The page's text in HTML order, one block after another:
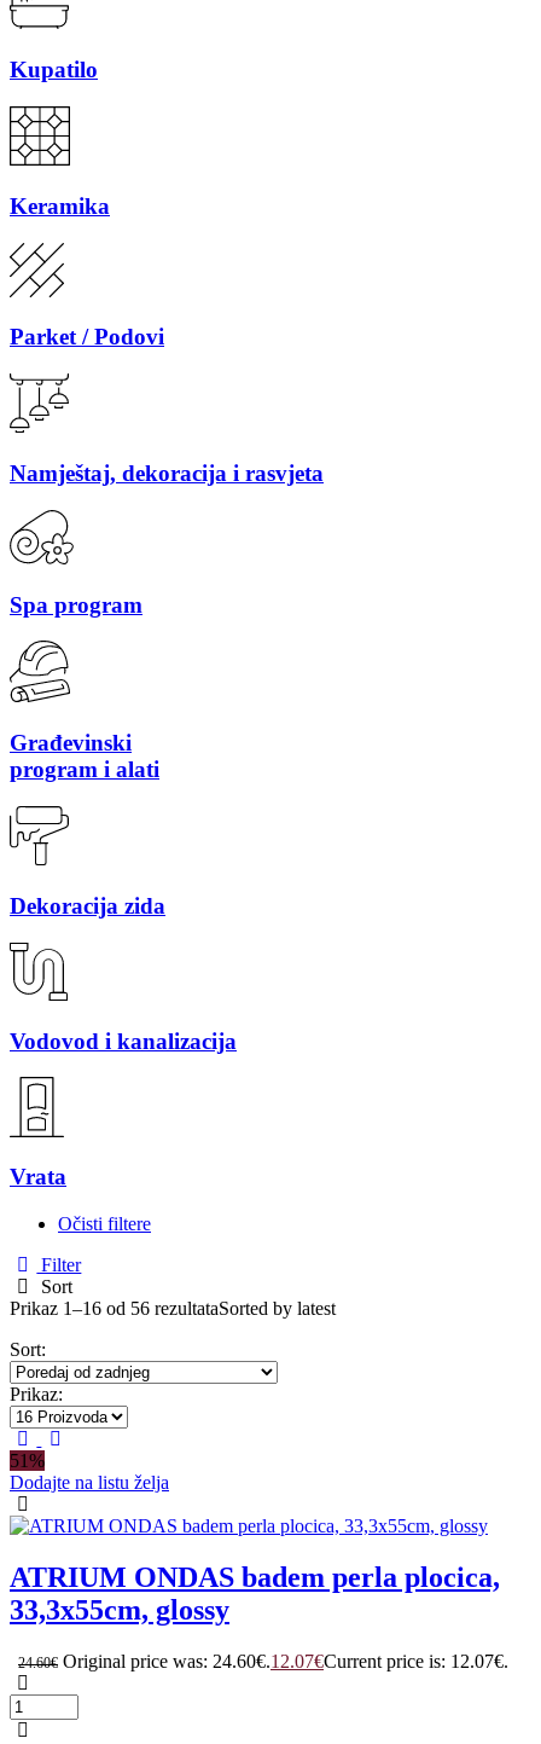
Kupatilo
Keramika
Parket / Podovi
Namještaj, dekoracija i rasvjeta
Spa program
Građevinski
program i alati
Dekoracija zida
Vodovod i kanalizacija
Vrata
Očisti filtere
Filter
Sort
Prikaz 1–16 od 56 rezultataSorted by latest
Sort:
Prikaz:
51%
Dodajte na listu želja
ATRIUM ONDAS badem perla plocica,
33,3x55cm, glossy
24.60€ Original price was: 24.60€.12.07€Current price is: 12.07€.